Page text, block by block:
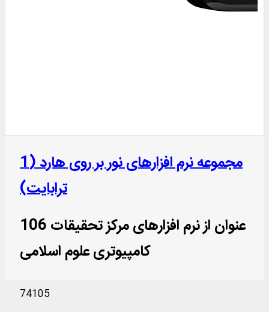
مجموعه نرم افزارهای نور بر روی هارد (1
ترابایت)
106 عنوان از نرم افزارهای مرکز تحقیقات
کامپیوتری علوم اسلامی
74105